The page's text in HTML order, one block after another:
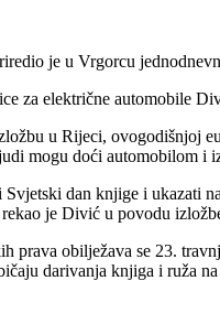
je u Vrgorcu
za električne automobile
u Rijeci, ovogodišnjoj
mogu doći automobilom i
dan knjige i ukazati
je Divić u povodu
prava obilježava se 23.
darivanja knjiga i ruža